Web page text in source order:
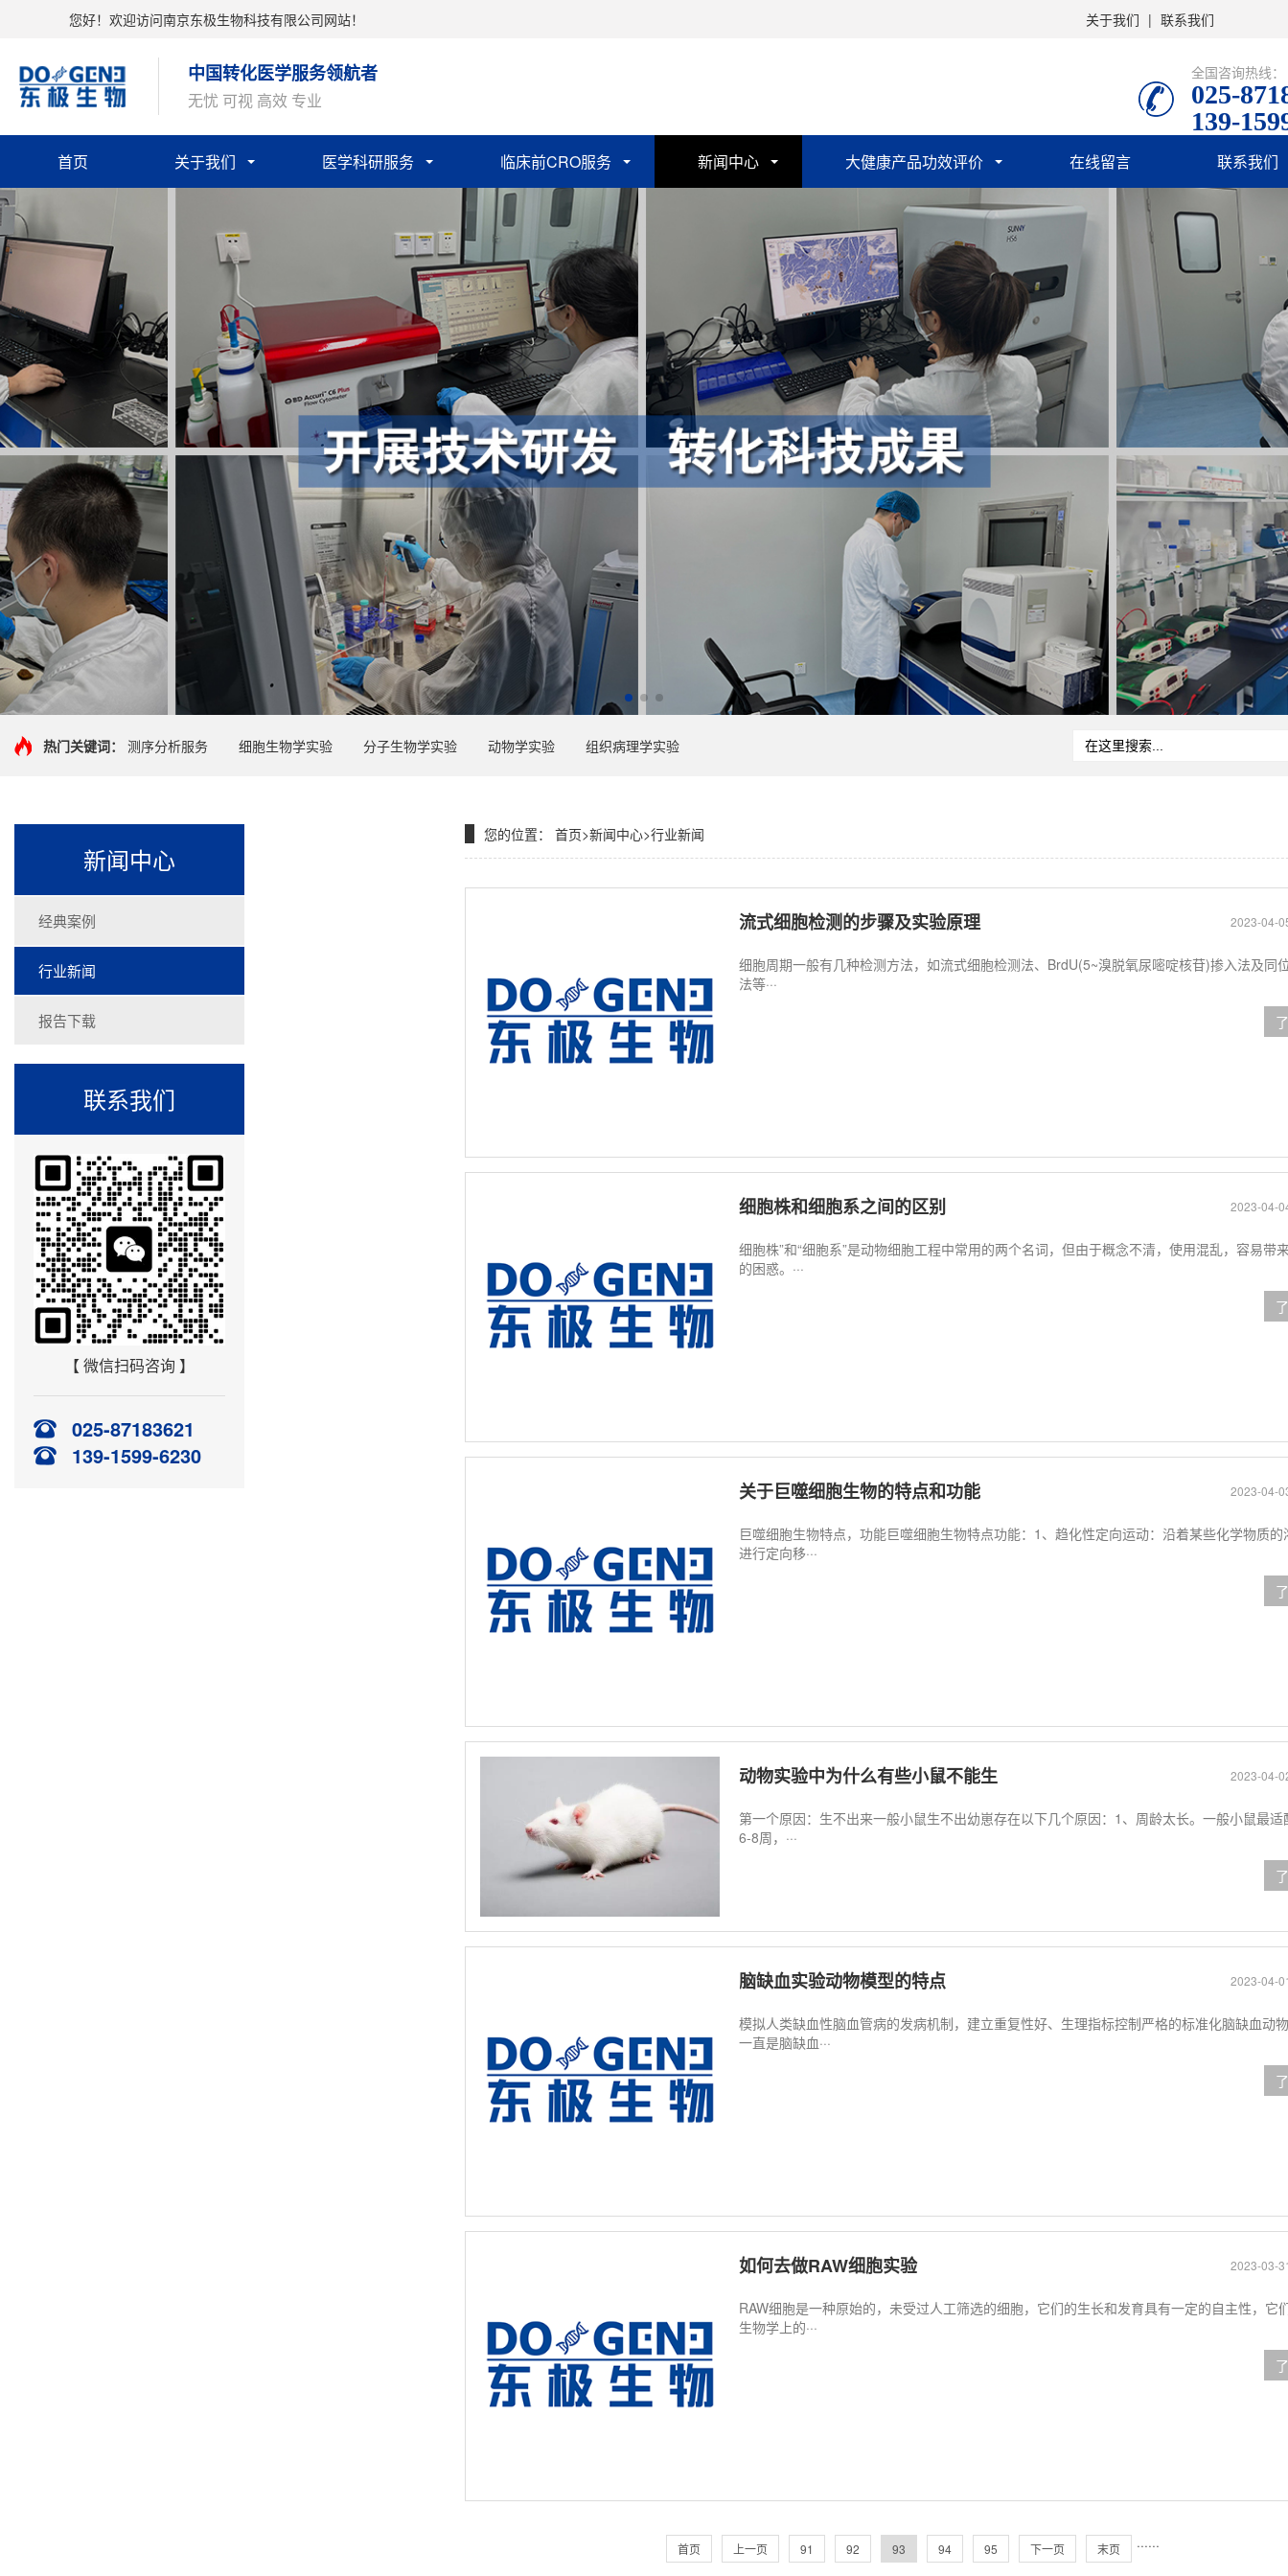
您好！欢迎访问南京东极生物科技有限公司网站！ 关于我们 | 联系我们
中国转化医学服务领航者
无忧 可视 高效 专业
全国咨询热线：
025-
139-
首页 关于我们 医学科研服务 临床前CRO服务 新闻中心 大健康产品功效评价 在线留言 联系我们
热门关键词： 测序分析服务 细胞生物学实验 分子生物学实验 动物学实验 组织病理学实验
新闻中心
经典案例
行业新闻
报告下载
联系我们
【 微信扫码咨询 】
025-87183621
139-1599-6230
您的位置： 首页>新闻中心>行业新闻
2023-04-
流式细胞检测的步骤及实验原理
细胞周期一般有几种检测方法，如流式细胞检测法、BrdU(5~溴脱氧尿嘧啶核苷)掺入法及同
法等···
2023-04-
细胞株和细胞系之间的区别
细胞株”和“细胞系”是动物细胞工程中常用的两个名词，但由于概念不清，使用混乱，容易带
的困惑。···
2023-04-
关于巨噬细胞生物的特点和功能
巨噬细胞生物特点，功能巨噬细胞生物特点功能：1、趋化性定向运动：沿着某些化学物质的
进行定向移···
2023-04-
动物实验中为什么有些小鼠不能生
第一个原因：生不出来一般小鼠生不出幼崽存在以下几个原因：1、周龄太长。一般小鼠最适
6-8周，···
2023-04-
脑缺血实验动物模型的特点
模拟人类缺血性脑血管病的发病机制，建立重复性好、生理指标控制严格的标准化脑缺血动
一直是脑缺血···
2023-03-
如何去做RAW细胞实验
RAW细胞是一种原始的，未受过人工筛选的细胞，它们的生长和发育具有一定的自主性，它
生物学上的···
首页 上一页 ···
91 92 93 94 95 ···
下一页 末页